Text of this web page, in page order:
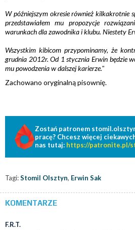
W późniejszym okresie również kilkakrotnie
przedstawiałem mu propozycje
warunkach dla zawodnika i klubu. Niestety
Wszystkim kibicom przypominamy, że
grudnia 2012r. Od 1 stycznia Erwin będzie
mu powodzenia w dalszej karierze."
Zachowano oryginalną pisownię.
Zostań patronem
pracę? Chcesz więcej
nas tutaj: https://patronite.pl/
Tagi:Stomil Olsztyn, Erwin Sak
KOMENTARZE
F.R.T.